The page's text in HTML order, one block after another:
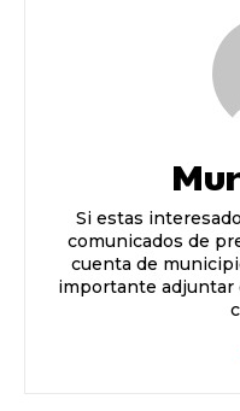
Si estas
comunicados de
cuenta de
importante adjuntar